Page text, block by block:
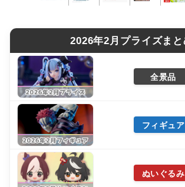
2026年2月プライズまと
全景品
フィギュア
ぬいぐるみ